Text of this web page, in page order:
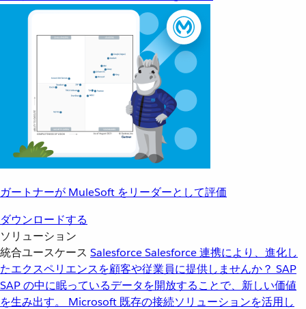
ガートナーが MuleSoft をリーダーとして評価
ダウンロードする
ソリューション
統合ユースケース SalesforceSalesforce 連携により、進化し
たエクスペリエンスを顧客や従業員に提供しませんか？ SAP
SAP の中に眠っているデータを開放することで、新しい価値
を生み出す。
Microsoft 既存の接続ソリューションを活用し